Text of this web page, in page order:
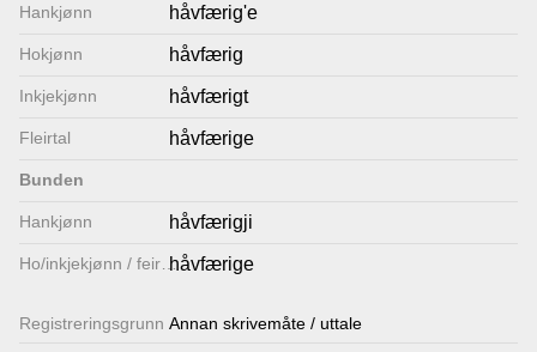
Hankjønn håvfærig'e
Hokjønn håvfærig
Inkjekjønn håvfærigt
Fleirtal håvfærige
Bunden
Hankjønn håvfærigji
Ho/inkjekjønn / feirtal
håvfærige
Registrerings­grunn Annan skrivemåte / uttale
Lenkjer
Kontakt
oss